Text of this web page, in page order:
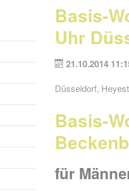
Basis-
Uhr
21.10.2014
Düsseldorf,
Basis-
für